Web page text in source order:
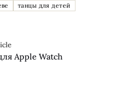
танцы для детей
Apple Watch